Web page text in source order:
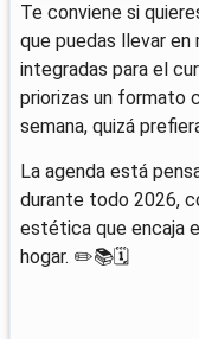
Te conviene si
que puedas llevar en
integradas para el
priorizas un formato
semana, quizá
La agenda está
durante todo 2026,
estética que encaja
hogar. ✏️📚🗓️